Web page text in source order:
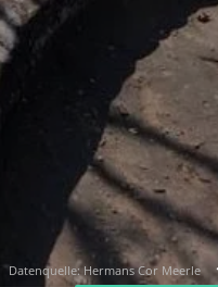
Datenquelle: Hermans Cor Meerle